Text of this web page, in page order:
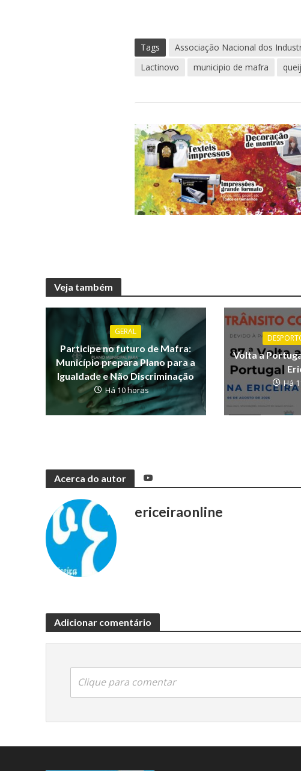
Tags Associação Nacional dos
Lactinovo
municipio de mafra
Veja também
GERAL
Participe no futuro de Mafra:
Município prepara Plano para a
Igualdade e Não Discriminação
Há 10 horas
Volta a
Há
Acerca do autor
ericeiraonline
Adicionar comentário
Clique para comentar